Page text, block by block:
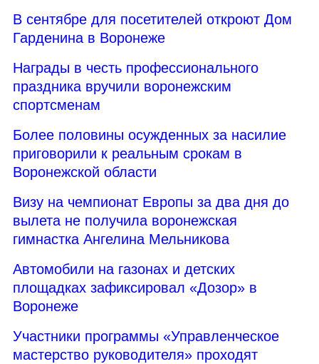
В сентябре для посетителей откроют Дом
Гарденина в Воронеже
Награды в честь профессионального
праздника вручили воронежским
спортсменам
Более половины осужденных за насилие
приговорили к реальным срокам в
Воронежской области
Визу на чемпионат Европы за два дня до
вылета не получила воронежская
гимнастка Ангелина Мельникова
Автомобили на газонах и детских
площадках зафиксировал «Дозор» в
Воронеже
Участники программы «Управленческое
мастерство руководителя» проходят